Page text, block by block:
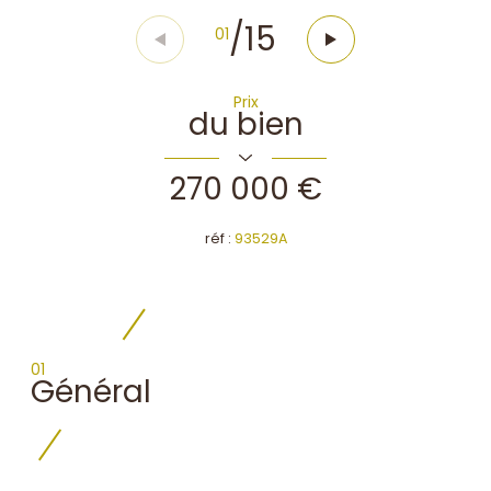
01/15
Prix
du bien
270 000 €
réf : 93529A
01
Général